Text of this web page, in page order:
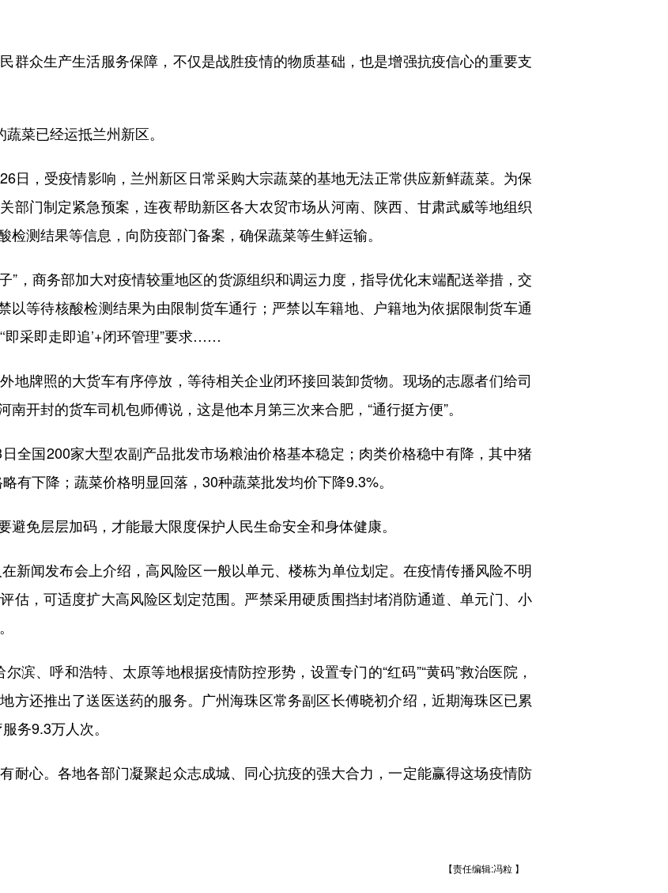
众生产生活服务保障，不仅是战胜疫情的物质基础，也是增强抗疫信心的重要支
菜已经运抵兰州新区。
，受疫情影响，兰州新区日常采购大宗蔬菜的基地无法正常供应新鲜蔬菜。为保
部门制定紧急预案，连夜帮助新区各大农贸市场从河南、陕西、甘肃武威等地组织
测结果等信息，向防疫部门备案，确保蔬菜等生鲜运输。
，商务部加大对疫情较重地区的货源组织和调运力度，指导优化末端配送举措，交
以等待核酸检测结果为由限制货车通行；严禁以车籍地、户籍地为依据限制货车通
即采即走即追’+闭环管理”要求……
牌照的大货车有序停放，等待相关企业闭环接回装卸货物。现场的志愿者们给司
开封的货车司机包师傅说，这是他本月第三次来合肥，“通行挺方便”。
国200家大型农副产品批发市场粮油价格基本稳定；肉类价格稳中有降，其中猪
有下降；蔬菜价格明显回落，30种蔬菜批发均价下降9.3%。
免层层加码，才能最大限度保护人民生命安全和身体健康。
闻发布会上介绍，高风险区一般以单元、楼栋为单位划定。在疫情传播风险不明
估，可适度扩大高风险区划定范围。严禁采用硬质围挡封堵消防通道、单元门、小
滨、呼和浩特、太原等地根据疫情防控形势，设置专门的“红码”“黄码”救治医院，
方还推出了送医送药的服务。广州海珠区常务副区长傅晓初介绍，近期海珠区已累
务9.3万人次。
心。各地各部门凝聚起众志成城、同心抗疫的强大合力，一定能赢得这场疫情防
【责任编辑:冯粒 】